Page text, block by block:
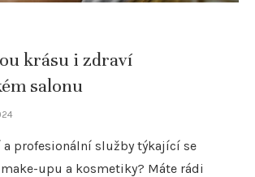
krásu i zdraví
salonu
profesionální služby týkající se
upu a kosmetiky? Máte rádi